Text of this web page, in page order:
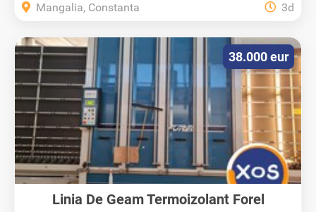
Mangalia, Constanta 3d
Linia De Geam Termoizolant Forel
38.000 eur